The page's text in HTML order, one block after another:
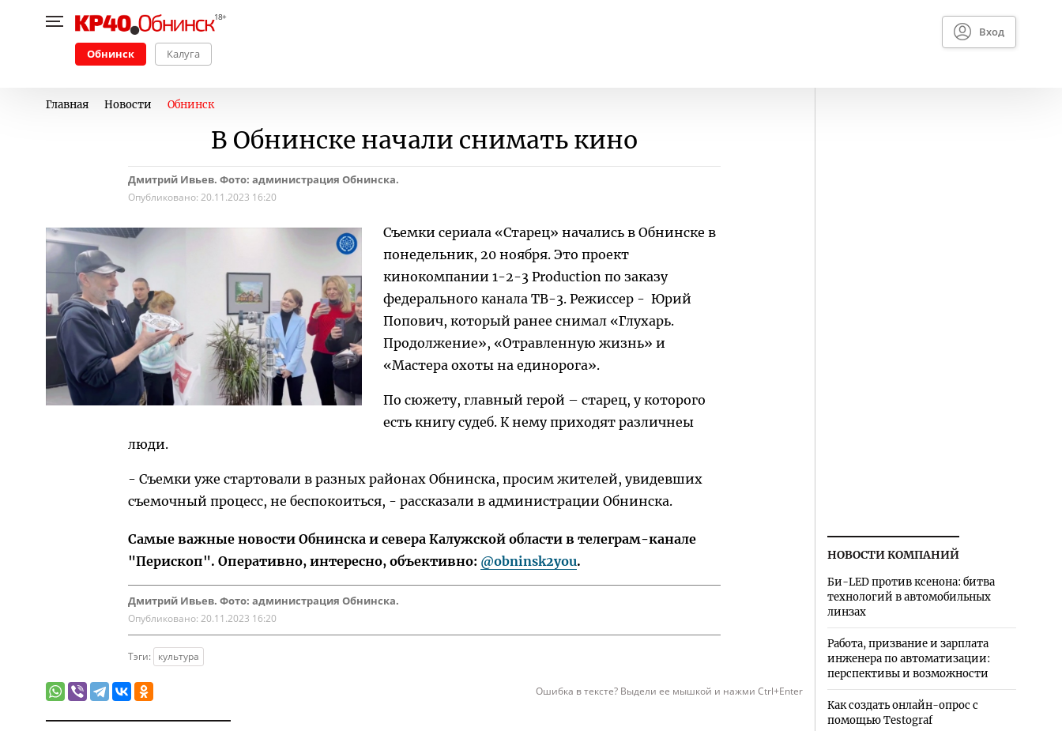
Обнинск Калуга
Вход
Главная Новости Обнинск
В Обнинске начали снимать кино
Дмитрий Ивьев. Фото: администрация Обнинска.
Опубликовано: 20.11.2023 16:20
Съемки сериала «Старец» начались в Обнинске в
понедельник, 20 ноября. Это проект
кинокомпании 1-2-3 Production по заказу
федерального канала ТВ-3. Режиссер - Юрий
Попович, который ранее снимал «Глухарь.
Продолжение», «Отравленную жизнь» и
«Мастера охоты на единорога».
По сюжету, главный герой – старец, у которого
есть книгу судеб. К нему приходят различнеы
люди.
- Съемки уже стартовали в разных районах Обнинска, просим жителей, увидевших
съемочный процесс, не беспокоиться, - рассказали в администрации Обнинска.
Самые важные новости Обнинска и севера Калужской области в телеграм-канале
"Перископ". Оперативно, интересно, объективно: @obninsk2you.
Дмитрий Ивьев. Фото: администрация Обнинска.
Опубликовано: 20.11.2023 16:20
Тэги: культура
Ошибка в тексте? Выдели ее мышкой и нажми Ctrl+Enter
НОВОСТИ КОМПАНИЙ
Би-LED против ксенона: битва
технологий в автомобильных
линзах
Работа, призвание и зарплата
инженера по автоматизации:
перспективы и возможности
Как создать онлайн-опрос с
помощью Testograf